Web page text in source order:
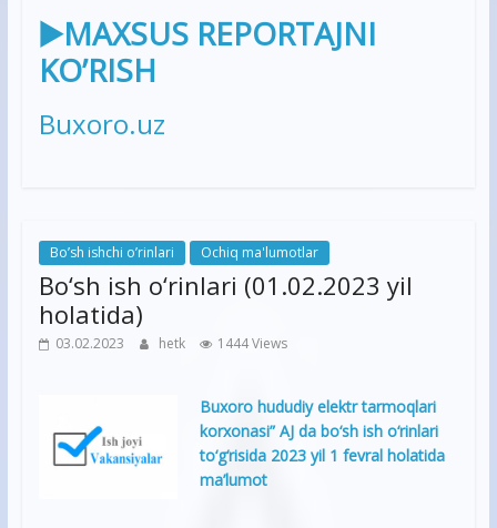
▶️MAXSUS REPORTAJNI
KO’RISH
Buxoro.uz
Bo’sh ishchi o’rinlari Ochiq ma'lumotlar
Bo‘sh ish o‘rinlari (01.02.2023 yil
holatida)
03.02.2023 hetk 1444 Views
Buxoro hududiy elektr tarmoqlari
korxonasi” AJ da bo‘sh ish o‘rinlari
to‘g‘risida 2023 yil 1 fevral holatida
ma’lumot